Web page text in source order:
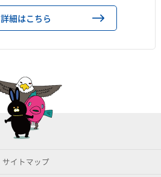
詳細はこちら
サイトマップ